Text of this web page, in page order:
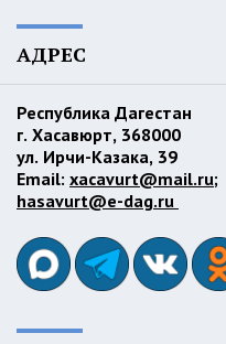
АДРЕС
Республика Дагестан
г. Хасавюрт, 368000
ул. Ирчи-Казака, 39
Email: xacavurt@mail.ru;
hasavurt@e-dag.ru